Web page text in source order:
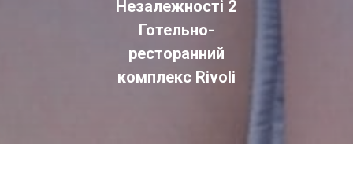
Незалежності 2
Готельно-
ресторанний
комплекс Rivoli